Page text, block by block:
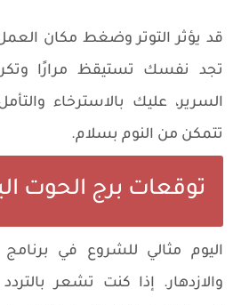
قد يؤثر التوتر وضغط مكان
تجد نفسك تستيقظ مرارًا
السرير، عليك بالاسترخاء
تتمكن من النوم بسلام.
توقعات برج الحوت
اليوم مثالي للشروع في برنامج
والازدهار. إذا كنت تشعر